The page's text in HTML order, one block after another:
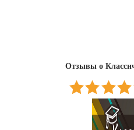
Отзывы о